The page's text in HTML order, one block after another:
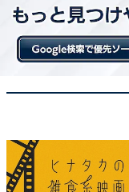
この記事の筆者：
アニメや漫画のレ
心に、オールジャ
取材などのリポー